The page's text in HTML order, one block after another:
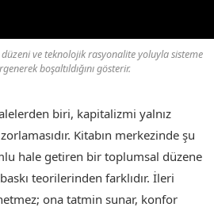
ve teknolojik rasyonalite yoluyla sisteme
boşaltıldığını gösterir.
biri, kapitalizmi yalnız
Kitabın merkezinde şu
hale getiren bir toplumsal düzene
teorilerinden farklıdır. İleri
ona tatmin sunar, konfor